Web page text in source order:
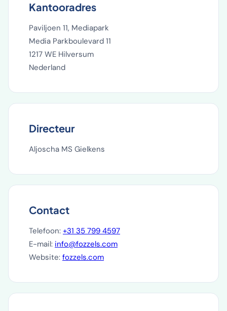
Kantooradres
Paviljoen 11, Mediapark
Media Parkboulevard 11
1217 WE Hilversum
Nederland
Directeur
Aljoscha MS Gielkens
Contact
Telefoon: +31 35 799 4597
E-mail: info@fozzels.com
Website: fozzels.com